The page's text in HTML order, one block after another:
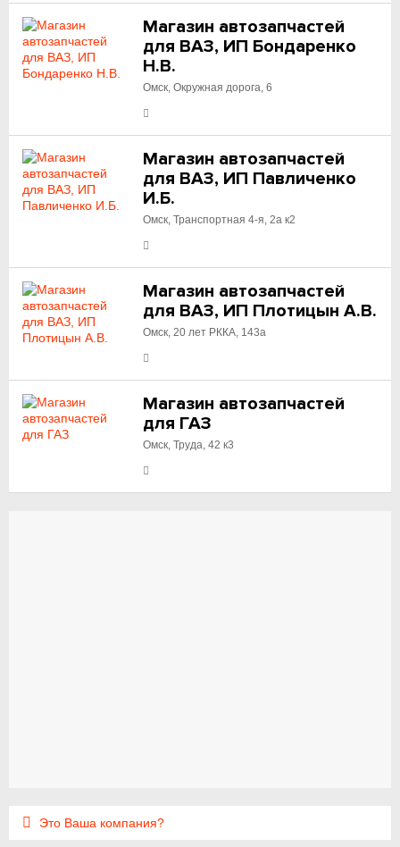
Магазин автозапчастей
для ВАЗ, ИП Бондаренко
Н.В.
Омск, Окружная дорога, 6
Магазин автозапчастей
для ВАЗ, ИП Павличенко
И.Б.
Омск, Транспортная 4-я, 2а к2
Магазин автозапчастей
для ВАЗ, ИП Плотицын А.В.
Омск, 20 лет РККА, 143а
Магазин автозапчастей
для ГАЗ
Омск, Труда, 42 к3
Это Ваша компания?